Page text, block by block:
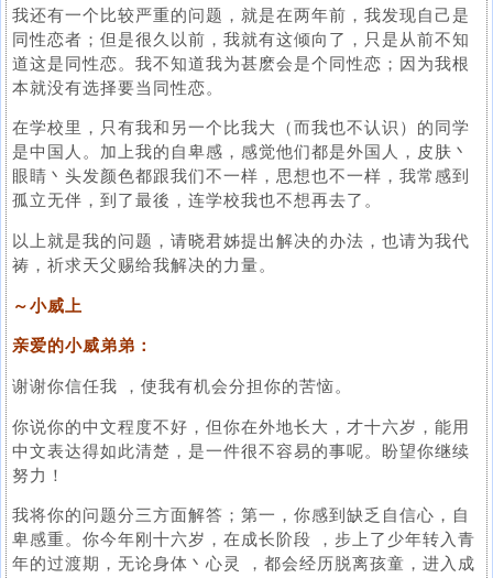
我还有一个比较严重的问题，就是在两年前，我发现自己是
同性恋者；但是很久以前，我就有这倾向了，只是从前不知
道这是同性恋。我不知道我为甚麽会是个同性恋；因为我根
本就没有选择要当同性恋。
在学校里，只有我和另一个比我大（而我也不认识）的同学
是中国人。加上我的自卑感，感觉他们都是外国人，皮肤丶
眼睛丶头发颜色都跟我们不一样，思想也不一样，我常感到
孤立无伴，到了最後，连学校我也不想再去了。
以上就是我的问题，请晓君姊提出解决的办法，也请为我代
祷，祈求天父赐给我解决的力量。
～小威上
亲爱的小威弟弟：
谢谢你信任我 ，使我有机会分担你的苦恼。
你说你的中文程度不好，但你在外地长大，才十六岁，能用
中文表达得如此清楚，是一件很不容易的事呢。盼望你继续
努力！
我将你的问题分三方面解答；第一，你感到缺乏自信心，自
卑感重。你今年刚十六岁，在成长阶段 ，步上了少年转入青
年的过渡期，无论身体丶心灵 ，都会经历脱离孩童，进入成